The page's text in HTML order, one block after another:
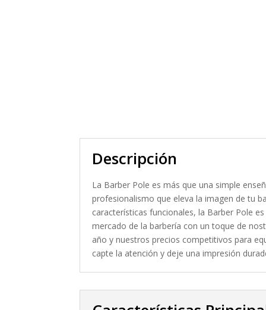
Descripción
La Barber Pole es más que una simple
profesionalismo que eleva la imagen de tu
características funcionales, la Barber Pole
mercado de la barbería con un toque de
año y nuestros precios competitivos para
capte la atención y deje una impresión